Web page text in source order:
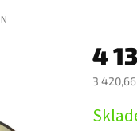
4
3 420,66
cena: